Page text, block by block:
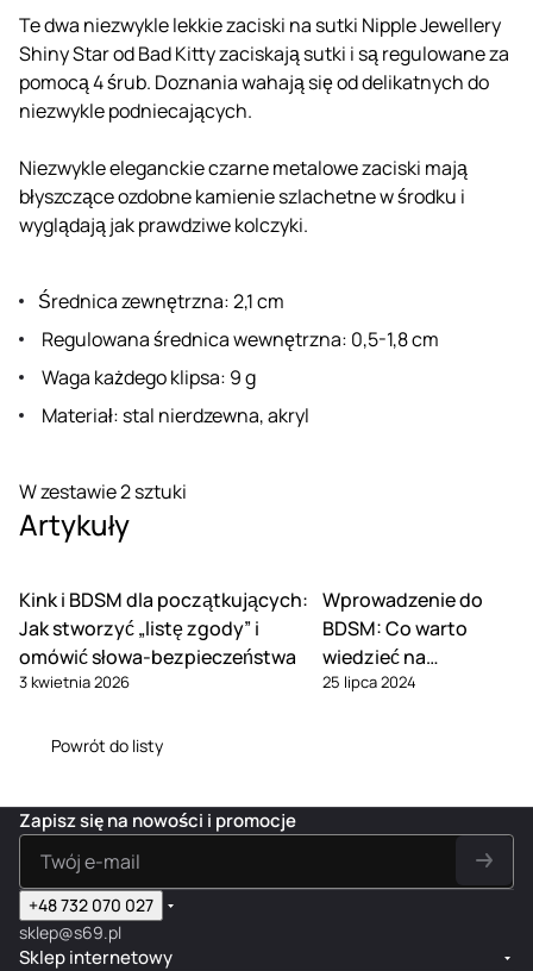
Te dwa niezwykle lekkie zaciski na sutki Nipple Jewellery
Shiny Star od Bad Kitty zaciskają sutki i są regulowane za
pomocą 4 śrub. Doznania wahają się od delikatnych do
niezwykle podniecających.
Niezwykle eleganckie czarne metalowe zaciski mają
błyszczące ozdobne kamienie szlachetne w środku i
wyglądają jak prawdziwe kolczyki.
Średnica zewnętrzna: 2,1 cm
Regulowana średnica wewnętrzna: 0,5-1,8 cm
Waga każdego klipsa: 9 g
Materiał: stal nierdzewna, akryl
W zestawie 2 sztuki
Artykuły
Kink i BDSM dla początkujących:
Jak stworzyć „listę zgody” i
omówić słowa-bezpieczeństwa
3 kwietnia 2026
Wprowadzenie do
BDSM: Co warto
wiedzieć na
początku?
25 lipca 2024
Powrót do listy
Zapisz się na nowości i promocje
+48 732 070 027
sklep@s69.pl
Sklep internetowy